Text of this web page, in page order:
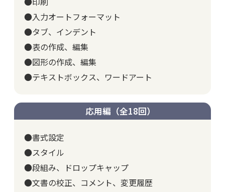
●入力オートフォーマット
●タブ、インデント
●表の作成、編集
●図形の作成、編集
●テキストボックス、ワードアート
応用編（全18回）
●書式設定
●スタイル
●段組み、ドロップキャップ
●文書の校正、コメント、変更履歴